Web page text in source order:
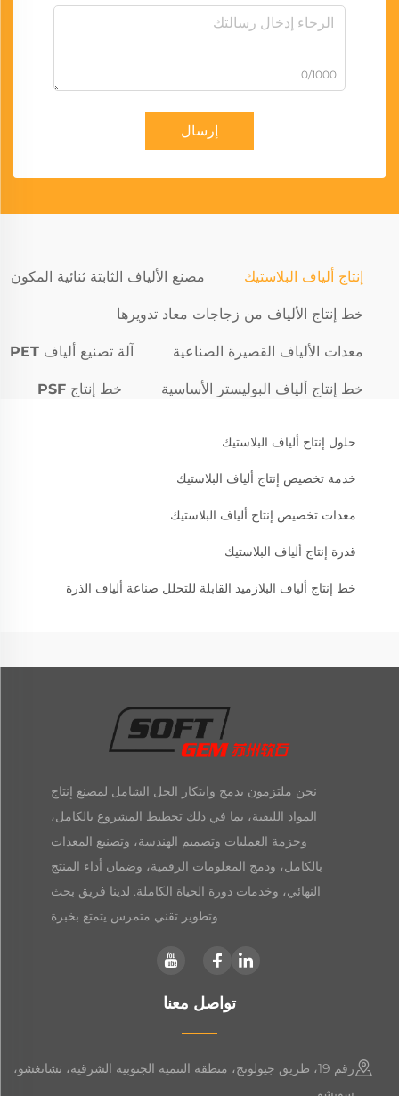
0/1000
إرسال
إنتاج ألياف البلاستيك مصنع الألياف الثابتة ثنائية المكون
خط إنتاج الألياف من زجاجات معاد تدويرها
معدات الألياف القصيرة الصناعية آلة تصنيع ألياف PET
خط إنتاج ألياف البوليستر الأساسية خط إنتاج PSF
حلول إنتاج ألياف البلاستيك
خدمة تخصيص إنتاج ألياف البلاستيك
معدات تخصيص إنتاج ألياف البلاستيك
قدرة إنتاج ألياف البلاستيك
خط إنتاج ألياف البلازميد القابلة للتحلل صناعة ألياف الذرة
نحن ملتزمون بدمج وابتكار الحل الشامل لمصنع إنتاج
المواد الليفية، بما في ذلك تخطيط المشروع بالكامل،
وحزمة العمليات وتصميم الهندسة، وتصنيع المعدات
بالكامل، ودمج المعلومات الرقمية، وضمان أداء المنتج
النهائي، وخدمات دورة الحياة الكاملة. لدينا فريق بحث
وتطوير تقني متمرس يتمتع بخبرة
تواصل معنا
رقم 19، طريق جيولونج، منطقة التنمية الجنوبية الشرقية، تشانغشو،